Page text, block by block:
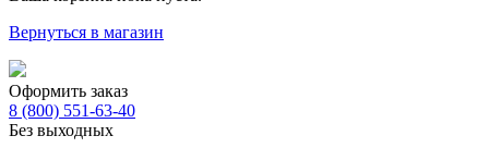
Вернуться в магазин
Оформить заказ
8 (800) 551-63-40
Без выходных